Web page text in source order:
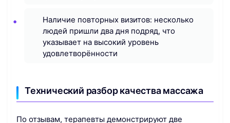
Наличие повторных визитов: несколько
людей пришли два дня подряд, что
указывает на высокий уровень
удовлетворённости
Технический разбор качества массажа
По отзывам, терапевты демонстрируют две